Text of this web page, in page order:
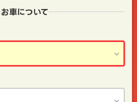
お車について